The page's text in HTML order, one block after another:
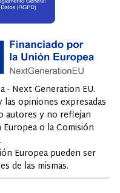
- Next Generation EU.
opiniones expresadas
autores y no reflejan
o la Comisión
Europea pueden ser
de las mismas.